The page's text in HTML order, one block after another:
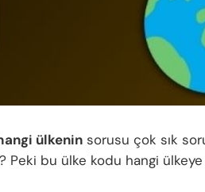
ülkenin sorusu çok sık
Peki bu ülke kodu hangi